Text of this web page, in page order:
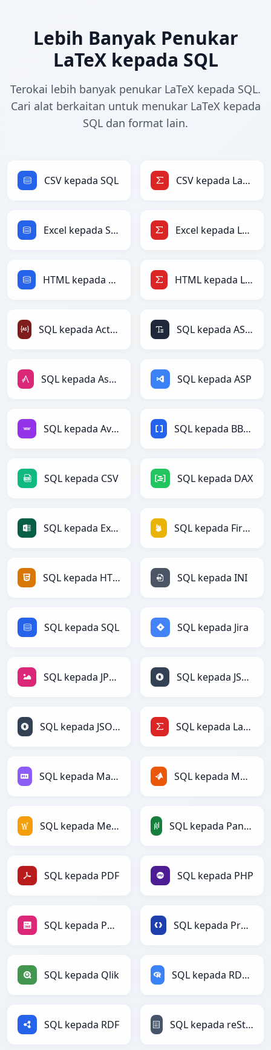
Lebih Banyak Penukar
LaTeX kepada SQL
Terokai lebih banyak penukar LaTeX kepada SQL.
Cari alat berkaitan untuk menukar LaTeX kepada
SQL dan format lain.
CSV kepada SQL CSV kepada LaTeX
Excel kepada SQL Excel kepada LaTeX
HTML kepada SQL HTML kepada LaTeX
SQL kepada ActionScript SQL kepada ASCII
SQL kepada AsciiDoc SQL kepada ASP
SQL kepada Avro SQL kepada BBCode
SQL kepada CSV SQL kepada DAX
SQL kepada Excel SQL kepada Firebase
SQL kepada HTML SQL kepada INI
SQL kepada SQL SQL kepada Jira
SQL kepada JPEG SQL kepada JSON
SQL kepada JSONLines SQL kepada LaTeX
SQL kepada Markdown SQL kepada MATLAB
SQL kepada MediaWiki SQL kepada PandasDataFrame
SQL kepada PDF SQL kepada PHP
SQL kepada PNG SQL kepada Protobuf
SQL kepada Qlik SQL kepada RDataFrame
SQL kepada RDF SQL kepada reStructuredText